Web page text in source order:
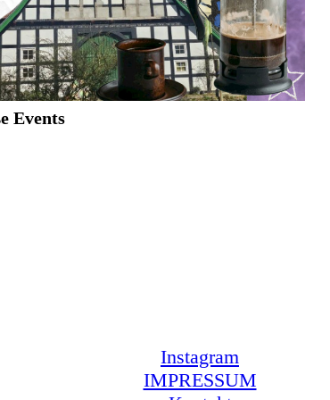
Events
Instagram
IMPRESSUM